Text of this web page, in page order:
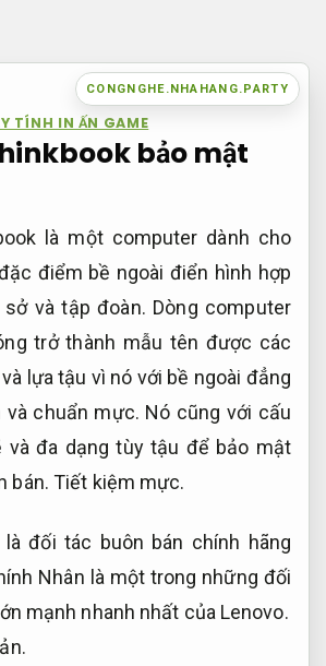
CONGNGHE.NHAHANG.PARTY
TÍNH IN ẤN GAME
bảo mật
là một computer dành cho
điểm bề ngoài điển hình hợp
và tập đoàn. Dòng computer
trở thành mẫu tên được các
lựa tậu vì nó với bề ngoài đẳng
và chuẩn mực. Nó cũng với cấu
và đa dạng tùy tậu để bảo mật
bán.Tiết kiệm mực.
đối tác buôn bán chính hãng
Nhân là một trong những đối
mạnh nhanh nhất của Lenovo.